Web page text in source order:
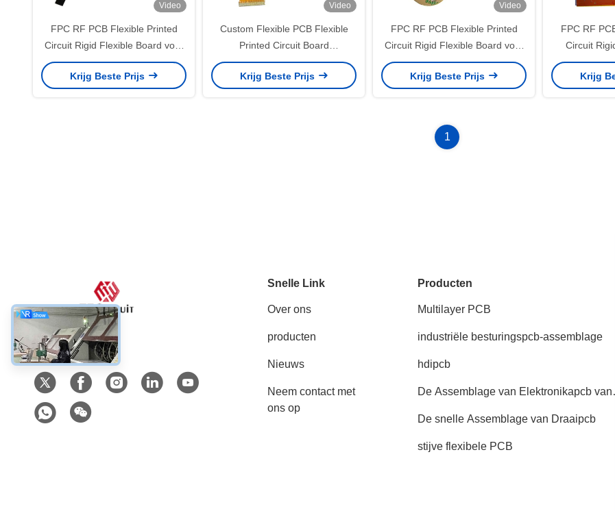
Video
FPC RF PCB Flexible Printed
Circuit Rigid Flexible Board voor
verwarmingsspiraal
Krijg Beste Prijs
Video
Custom Flexible PCB Flexible
Printed Circuit Board
Lasermeting en -besturing
Krijg Beste Prijs
Video
FPC RF PCB Flexible Printed
Circuit Rigid Flexible Board voor
endoscoop
Krijg Beste Prijs
FPC RF
Circuit
Industriële
Krijg
1
Sociale media
Snelle Link
Over ons
producten
Nieuws
Neem contact met
ons op
Producten
Multilayer PCB
industriële besturingspcb-assemblage
hdipcb
De Assemblage van Elektronikapcb van
De snelle Assemblage van Draaipcb
stijve flexibele PCB